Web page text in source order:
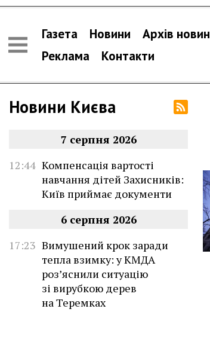
Газета Новини
Архів новин
Реклама
Контакти
Новини Києва
7 серпня 2026
12:44 Компенсація вартості
навчання дітей Захисників:
Київ приймає документи
6 серпня 2026
17:23 Вимушений крок заради
тепла взимку: у КМДА
роз’яснили ситуацію
зі вирубкою дерев
на Теремках